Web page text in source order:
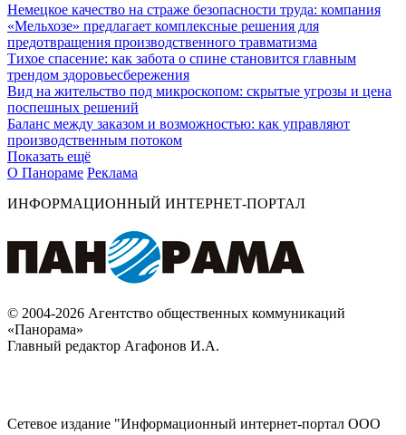
Немецкое качество на страже безопасности труда: компания
«Мельхозе» предлагает комплексные решения для
предотвращения производственного травматизма
Тихое спасение: как забота о спине становится главным
трендом здоровьесбережения
Вид на жительство под микроскопом: скрытые угрозы и цена
поспешных решений
Баланс между заказом и возможностью: как управляют
производственным потоком
Показать ещё
О Панораме Реклама
ИНФОРМАЦИОННЫЙ ИНТЕРНЕТ-ПОРТАЛ
© 2004-2026 Агентство общественных коммуникаций
«Панорама»
Главный редактор Агафонов И.А.
Сетевое издание "Информационный интернет-портал ООО